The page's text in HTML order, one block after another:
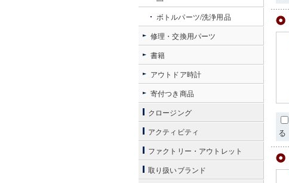
る
ボトルパーツ/洗浄用品
修理・交換用パーツ
書籍
アウトドア時計
寄付つき商品
クロージング
アクティビティ
ファクトリー・アウトレット
取り扱いブランド